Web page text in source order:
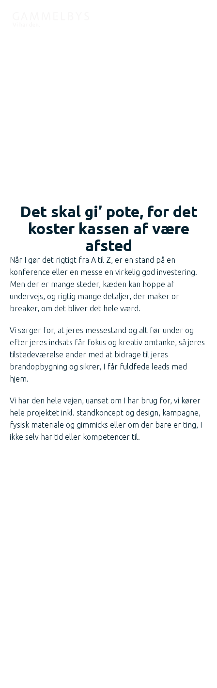
Det skal gi’ pote, for det
koster kassen af være
afsted
Når I gør det rigtigt fra A til Z, er en stand på en
konference eller en messe en virkelig god investering.
Men der er mange steder, kæden kan hoppe af
undervejs, og rigtig mange detaljer, der maker or
breaker, om det bliver det hele værd.
Vi sørger for, at jeres messestand og alt før under og
efter jeres indsats får fokus og kreativ omtanke, så jeres
tilstedeværelse ender med at bidrage til jeres
brandopbygning og sikrer, I får fuldfede leads med
hjem.
Vi har den hele vejen, uanset om I har brug for, vi kører
hele projektet inkl. standkoncept og design, kampagne,
fysisk materiale og gimmicks eller om der bare er ting, I
ikke selv har tid eller kompetencer til.